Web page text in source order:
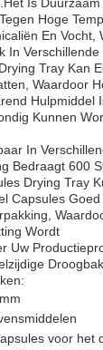
Is Duurzaam
Hoge
En Vocht,
In
Tray Kan
Waardoor
Hulpmiddel
Kunnen
In
Bedraagt 600
Drying Tray
Capsules
Wordt
Uw
voor het